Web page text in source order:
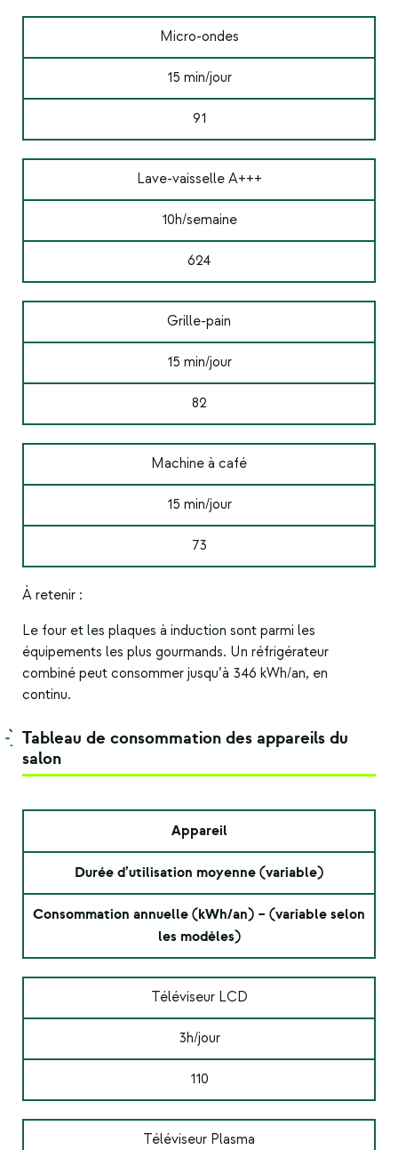
Micro-ondes
15 min/jour
91
Lave-vaisselle A+++
10h/semaine
624
Grille-pain
15 min/jour
82
Machine à café
15 min/jour
73
À retenir :
Le four et les plaques à induction sont parmi les
équipements les plus gourmands. Un réfrigérateur
combiné peut consommer jusqu’à 346 kWh/an, en
continu.
Tableau de consommation des appareils du
salon
Appareil
Durée d’utilisation moyenne (variable)
Consommation annuelle (kWh/an) – (variable selon
les modèles)
Téléviseur LCD
3h/jour
110
Téléviseur Plasma